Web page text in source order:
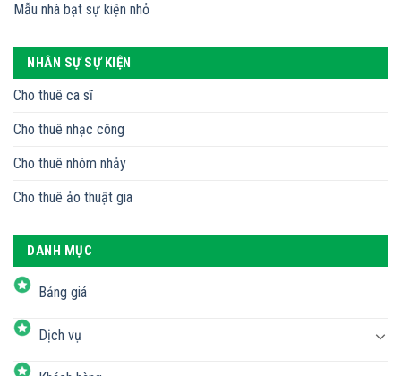
Mẫu nhà bạt sự kiện nhỏ
NHÂN SỰ SỰ KIỆN
Cho thuê ca sĩ
Cho thuê nhạc công
Cho thuê nhóm nhảy
Cho thuê ảo thuật gia
DANH MỤC
Bảng giá
Dịch vụ